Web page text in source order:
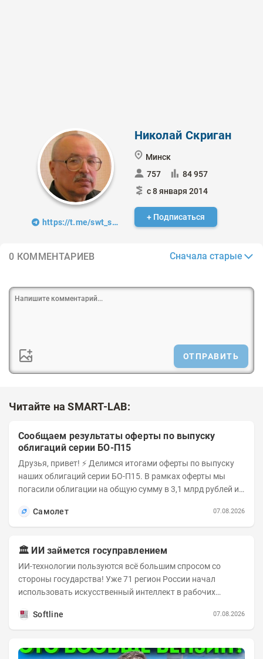
https://t.me/swt_signals
Николай Скриган
Минск
757
84 957
с 8 января 2014
+ Подписаться
0 КОММЕНТАРИЕВ Сначала старые
ОТПРАВИТЬ
Читайте на SMART-LAB:
Сообщаем результаты оферты по выпуску
облигаций серии БО-П15
Друзья, привет! ⚡️ Делимся итогами оферты по выпуску
наших облигаций серии БО-П15. В рамках оферты мы
погасили облигации на общую сумму в 3,1 млрд рублей из
Самолет
07.08.2026
🏛️ ИИ займется госуправлением
ИИ-технологии пользуются всё большим спросом со
стороны государства! Уже 71 регион России начал
использовать искусственный интеллект в рабочих
Softline
07.08.2026